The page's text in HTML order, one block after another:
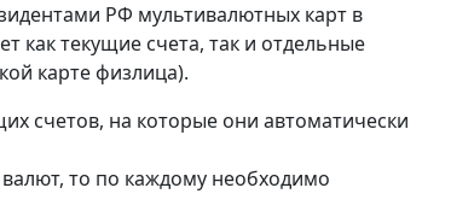
РФ мультивалютных карт в
как текущие счета, так и отдельные
карте физлица).
счетов, на которые они автоматически
то по каждому необходимо